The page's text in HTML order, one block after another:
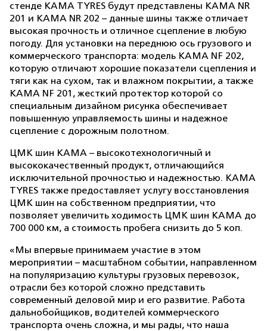
стенде KAMA TYRES будут представлены КАМА NR
201 и КАМА NR 202 – данные шины также отличает
высокая прочность и отличное сцепление в любую
погоду. Для установки на переднюю ось грузового и
коммерческого транспорта: модель КАМА NF 202,
которую отличают хорошие показатели сцепления и
тяги как на сухом, так и влажном покрытии, а также
КАМА NF 201, жесткий протектор которой со
специальным дизайном рисунка обеспечивает
повышенную управляемость шины и надежное
сцепление с дорожным полотном.
ЦМК шин КАМА – высокотехнологичный и
высококачественный продукт, отличающийся
исключительной прочностью и надежностью. KAMA
TYRES также предоставляет услугу восстановления
ЦМК шин на собственном предприятии, что
позволяет увеличить ходимость ЦМК шин КАМА до
700 000 км, а стоимость пробега снизить до 5 коп.
«Мы впервые принимаем участие в этом
мероприятии – масштабном событии, направленном
на популяризацию культуры грузовых перевозок,
отрасли без которой сложно представить
современный деловой мир и его развитие. Работа
дальнобойщиков, водителей коммерческого
транспорта очень сложна, и мы рады, что наша